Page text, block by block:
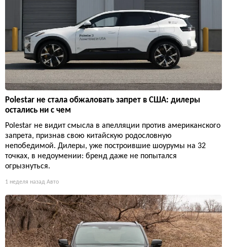
Polestar не стала обжаловать запрет в США: дилеры
остались ни с чем
Polestar не видит смысла в апелляции против американского
запрета, признав свою китайскую родословную
непобедимой. Дилеры, уже построившие шоурумы на 32
точках, в недоумении: бренд даже не попытался
огрызнуться.
1 неделя назад Авто